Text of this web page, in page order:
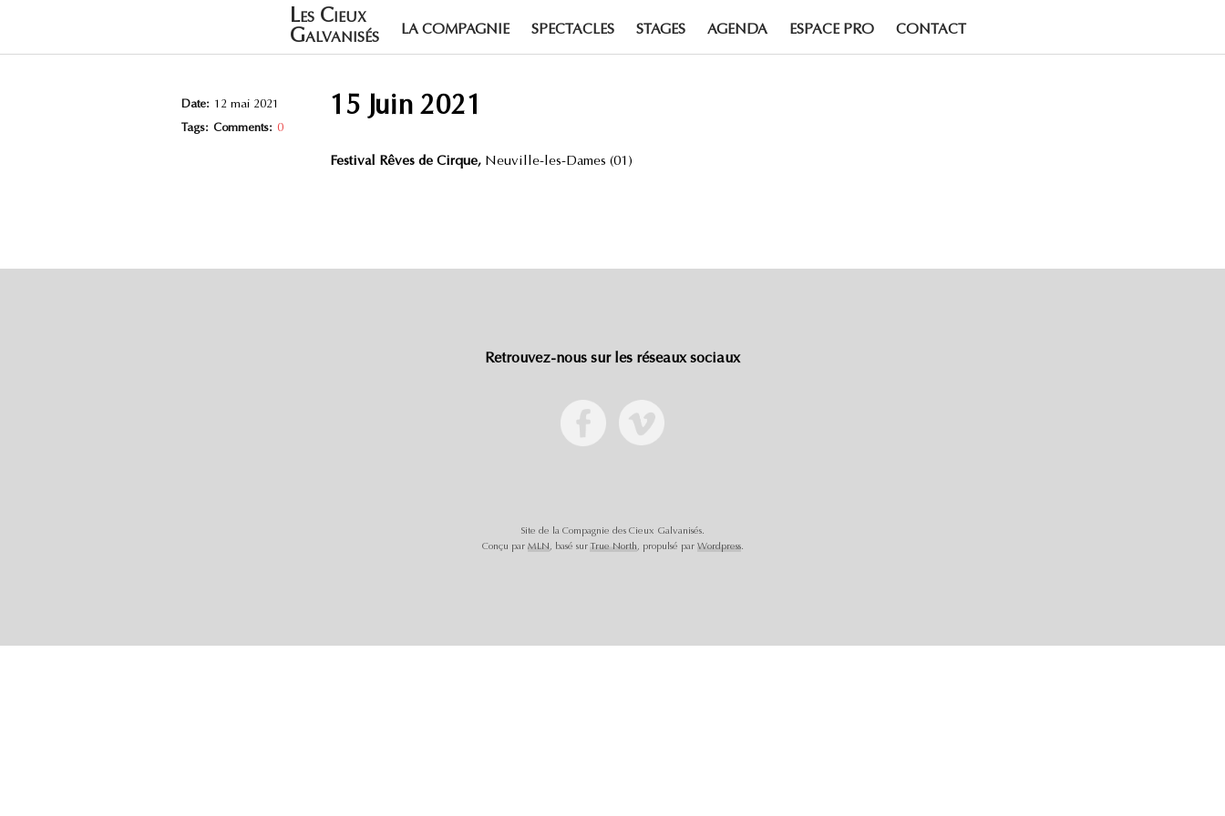
Les Cieux
Galvanisés
LA COMPAGNIE SPECTACLES STAGES AGENDA ESPACE PRO CONTACT
Date: 12 mai 2021
Tags: Comments: 0
15 Juin 2021
Festival Rêves de Cirque, Neuville-les-Dames (01)
Retrouvez-nous sur les réseaux sociaux
Site de la Compagnie des Cieux Galvanisés.
Conçu par MLN, basé sur True North, propulsé par Wordpress.